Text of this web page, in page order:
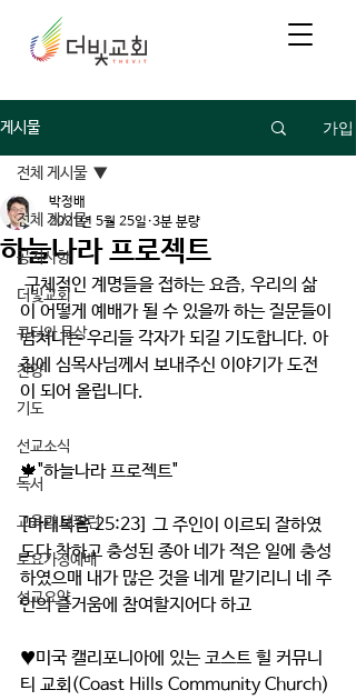
게시물 가입
전체 게시물
공지사항
더빛교회
큐티와 묵상
찬양
기도
선교소식
독서
교육과 테필린
토요가정예배
설교요약
전체 게시물
하늘나라 프로젝트
박정배
2021년 5월 25일 3분 분량
구체적인 계명들을 접하는 요즘, 우리의 삶
이 어떻게 예배가 될 수 있을까 하는 질문들이
넘쳐나는 우리들 각자가 되길 기도합니다. 아
침에 심목사님께서 보내주신 이야기가 도전
이 되어 올립니다.
🍁"하늘나라 프로젝트"
[마태복음 25:23] 그 주인이 이르되 잘하였
도다 착하고 충성된 종아 네가 적은 일에 충성
하였으매 내가 많은 것을 네게 맡기리니 네 주
인의 즐거움에 참여할지어다 하고
♥미국 캘리포니아에 있는 코스트 힐 커뮤니
티 교회(Coast Hills Community Church)